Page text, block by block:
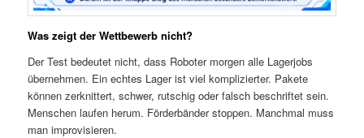
Was zeigt der Wettbewerb nicht?
Der Test bedeutet nicht, dass Roboter morgen alle Lagerjobs
übernehmen. Ein echtes Lager ist viel komplizierter. Pakete
können zerknittert, schwer, rutschig oder falsch beschriftet sein.
Menschen laufen herum. Förderbänder stoppen. Manchmal muss
man improvisieren.